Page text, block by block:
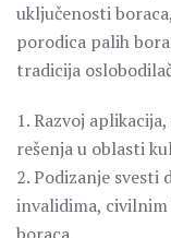
uključenosti
porodica palih
tradicija
1. Razvoj
rešenja u oblasti
2. Podizanje svesti
invalidima,